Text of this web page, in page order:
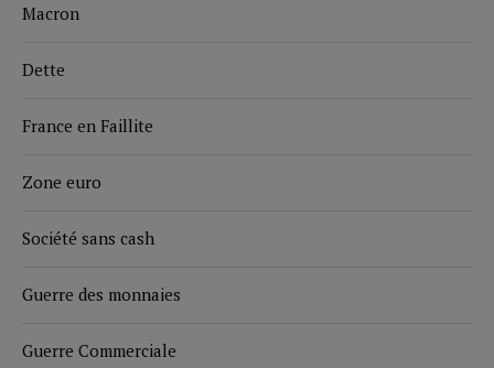
Macron
Dette
France en Faillite
Zone euro
Société sans cash
Guerre des monnaies
Guerre Commerciale